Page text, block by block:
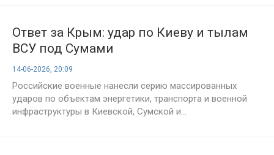
Ответ за Крым: удар по Киеву и тылам
ВСУ под Сумами
14-06-2026, 20:09
Российские военные нанесли серию массированных
ударов по объектам энергетики, транспорта и военной
инфраструктуры в Киевской, Сумской и...